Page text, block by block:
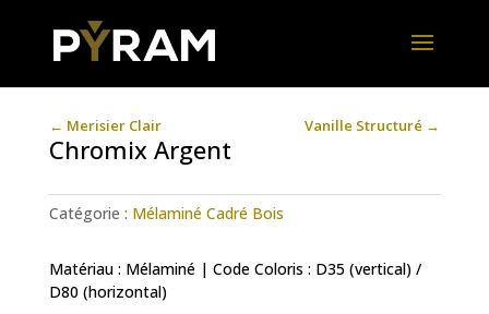
← Merisier Clair Vanille Structuré →
Chromix Argent
Catégorie : Mélaminé Cadré Bois
Matériau : Mélaminé | Code Coloris : D35 (vertical) /
D80 (horizontal)